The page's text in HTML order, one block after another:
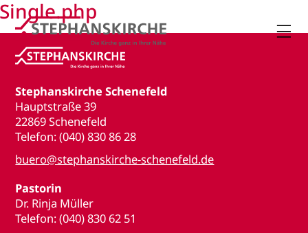

Stephanskirche Schenefeld
Hauptstraße 39
22869 Schenefeld
Telefon: (040) 830 86 28
buero@stephanskirche-schenefeld.de
Pastorin
Dr. Rinja Müller
Telefon: (040) 830 62 51